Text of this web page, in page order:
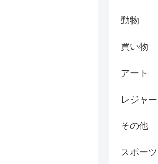
動物
買い物
アート
レジャー
その他
スポーツ